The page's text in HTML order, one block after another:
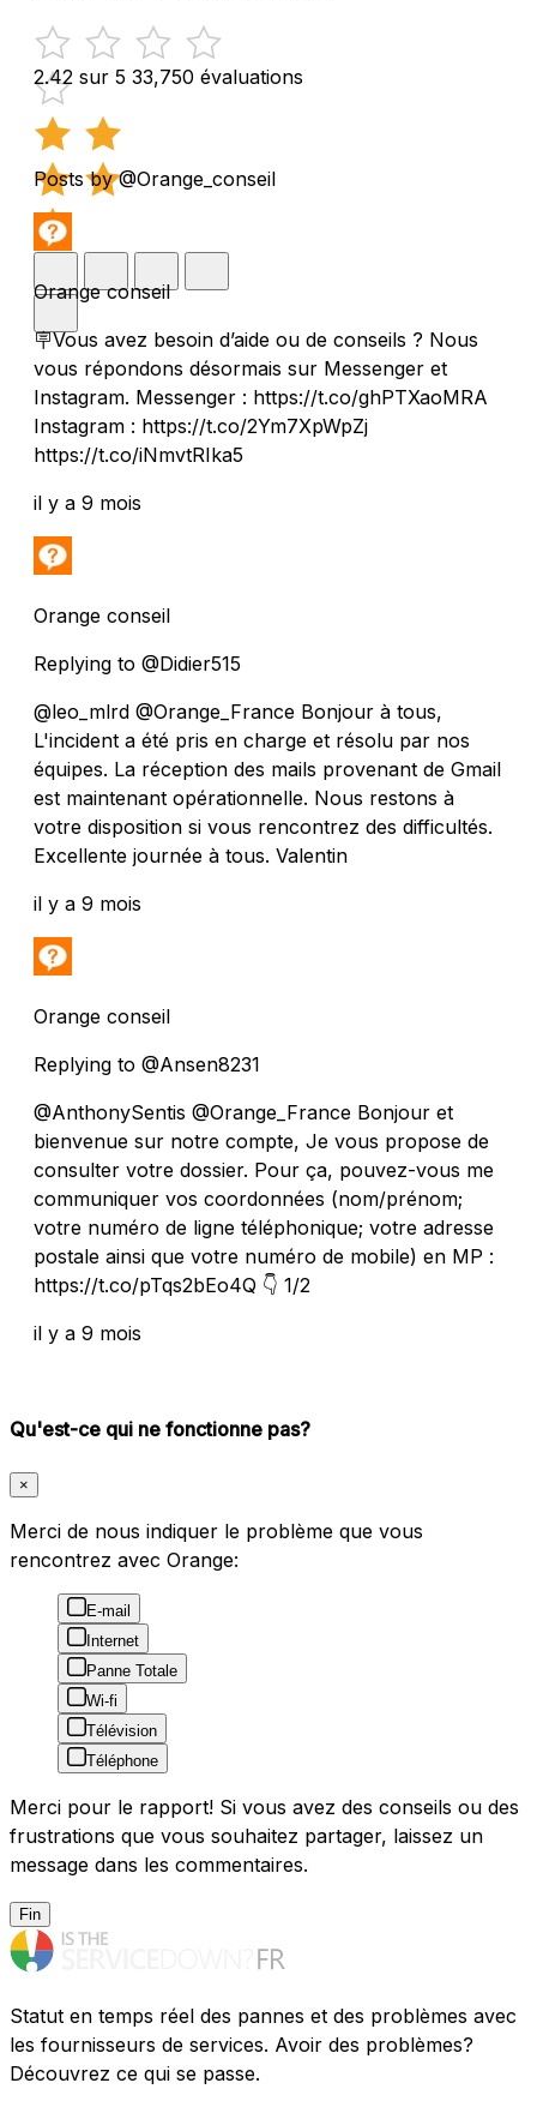
2.42 sur 5 33,750 évaluations
Posts by @Orange_conseil
Orange conseil
🪧Vous avez besoin d’aide ou de conseils ? Nous
vous répondons désormais sur Messenger et
Instagram. Messenger : https://t.co/ghPTXaoMRA
Instagram : https://t.co/2Ym7XpWpZj
https://t.co/iNmvtRIka5
il y a 9 mois
Orange conseil
Replying to @Didier515
@leo_mlrd @Orange_France Bonjour à tous,
L'incident a été pris en charge et résolu par nos
équipes. La réception des mails provenant de Gmail
est maintenant opérationnelle. Nous restons à
votre disposition si vous rencontrez des difficultés.
Excellente journée à tous. Valentin
il y a 9 mois
Orange conseil
Replying to @Ansen8231
@AnthonySentis @Orange_France Bonjour et
bienvenue sur notre compte, Je vous propose de
consulter votre dossier. Pour ça, pouvez-vous me
communiquer vos coordonnées (nom/prénom;
votre numéro de ligne téléphonique; votre adresse
postale ainsi que votre numéro de mobile) en MP :
https://t.co/pTqs2bEo4Q 👇 1/2
il y a 9 mois
Qu'est-ce qui ne fonctionne pas?
×
Merci de nous indiquer le problème que vous
rencontrez avec Orange:
E-mail
Internet
Panne Totale
Wi-fi
Télévision
Téléphone
Merci pour le rapport! Si vous avez des conseils ou des
frustrations que vous souhaitez partager, laissez un
message dans les commentaires.
Fin
Statut en temps réel des pannes et des problèmes avec
les fournisseurs de services. Avoir des problèmes?
Découvrez ce qui se passe.